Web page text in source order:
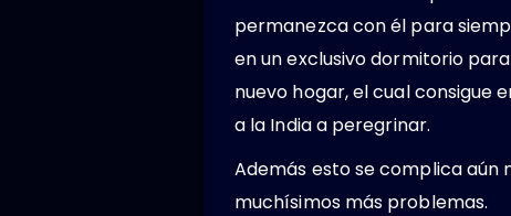
permanezca con él para
en un exclusivo dormitorio
nuevo hogar, el cual consigue
a la India a peregrinar.
Además esto se complica aún
muchísimos más problemas.